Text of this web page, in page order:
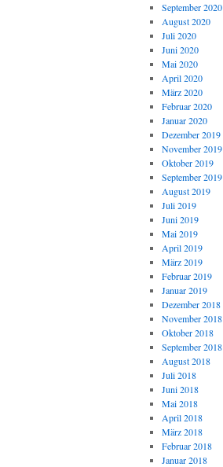
September 2020
August 2020
Juli 2020
Juni 2020
Mai 2020
April 2020
März 2020
Februar 2020
Januar 2020
Dezember 2019
November 2019
Oktober 2019
September 2019
August 2019
Juli 2019
Juni 2019
Mai 2019
April 2019
März 2019
Februar 2019
Januar 2019
Dezember 2018
November 2018
Oktober 2018
September 2018
August 2018
Juli 2018
Juni 2018
Mai 2018
April 2018
März 2018
Februar 2018
Januar 2018